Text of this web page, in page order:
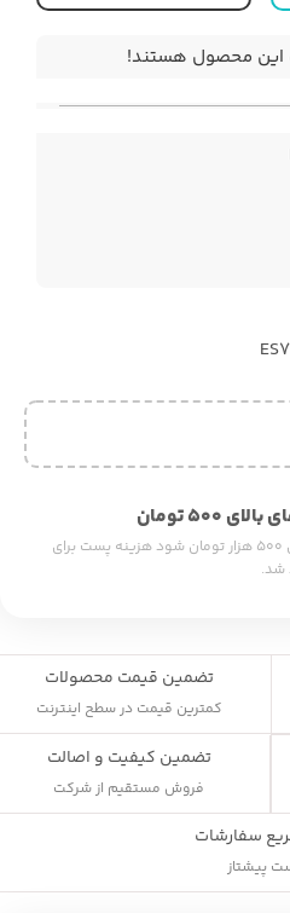
این محصول هستند!
تومان
چنان چه جمع صورت حساب شما بالای ۵۰۰ هزار تومان شود هزینه پست برای
شد.
تضمین قیمت محصولات
کمترین قیمت در سطح اینترنت
تضمین کیفیت و اصالت
فروش مستقیم از شرکت
سفارشات
پیشتاز